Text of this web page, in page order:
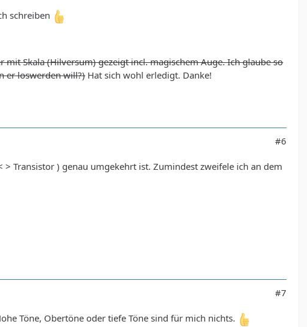
schreiben
Skala (Hilversum) gezeigt incl. magischem Auge. Ich glaube so
er loswerden will?)Hat sich wohl erledigt. Danke!
#6
Transistor ) genau umgekehrt ist. Zumindest zweifele ich an dem
#7
Töne, Obertöne oder tiefe Töne sind für mich nichts.